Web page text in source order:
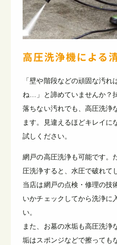
高圧洗浄機による
「壁や階段などの頑固な汚れ
ね…」と諦めていませんか？
落ちない汚れでも、高圧洗浄
ます。見違えるほどキレイに
試しください。
網戸の高圧洗浄も可能です。
圧洗浄すると、水圧で破れて
当店は網戸の点検・修理の技
いかチェックしてから洗浄に
い。
また、お墓の水垢も高圧洗浄
垢はスポンジなどで擦っても